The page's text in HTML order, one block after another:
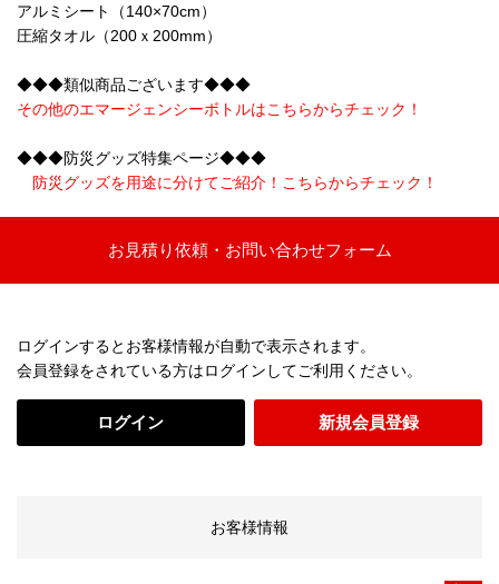
アルミシート（140×70cm）
圧縮タオル（200ｘ200mm）
◆◆◆類似商品ございます◆◆◆
その他のエマージェンシーボトルはこちらからチェック！
◆◆◆防災グッズ特集ページ◆◆◆
防災グッズを用途に分けてご紹介！こちらからチェック！
お見積り依頼・お問い合わせフォーム
ログインするとお客様情報が自動で表示されます。
会員登録をされている方はログインしてご利用ください。
ログイン 新規会員登録
お客様情報